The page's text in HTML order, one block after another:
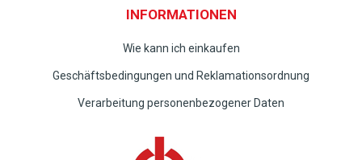
INFORMATIONEN
Wie kann ich einkaufen
Geschäftsbedingungen und Reklamationsordnung
Verarbeitung personenbezogener Daten